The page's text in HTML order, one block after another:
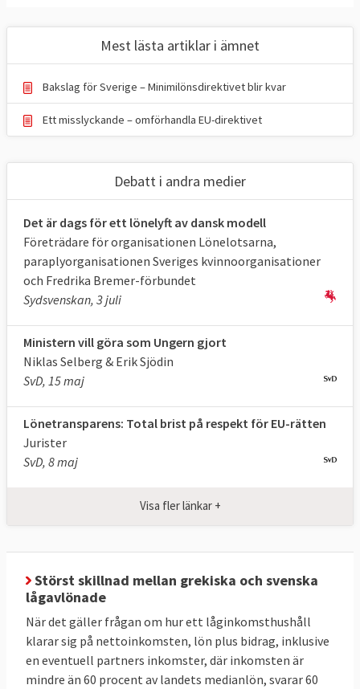
Mest lästa artiklar i ämnet
Bakslag för Sverige – Minimilönsdirektivet blir kvar
Ett misslyckande – omförhandla EU-direktivet
Debatt i andra medier
Det är dags för ett lönelyft av dansk modell
Företrädare för organisationen Lönelotsarna,
paraplyorganisationen Sveriges kvinnoorganisationer
och Fredrika Bremer-förbundet
Sydsvenskan, 3 juli
Ministern vill göra som Ungern gjort
Niklas Selberg & Erik Sjödin
SvD, 15 maj
Lönetransparens: Total brist på respekt för EU-rätten
Jurister
SvD, 8 maj
Visa fler länkar +
Störst skillnad mellan grekiska och svenska
lågavlönade
När det gäller frågan om hur ett låginkomsthushåll
klarar sig på nettoinkomsten, lön plus bidrag, inklusive
en eventuell partners inkomster, där inkomsten är
mindre än 60 procent av landets medianlön, svarar 60